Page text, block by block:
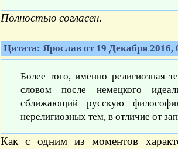
Полностью согласен.
Цитата: Ярослав от 19 Декабря 2016,
Более того, именно религиозная
словом после немецкого
сближающий русскую
нерелигиозных тем, в отличие от
Как с одним из моментов